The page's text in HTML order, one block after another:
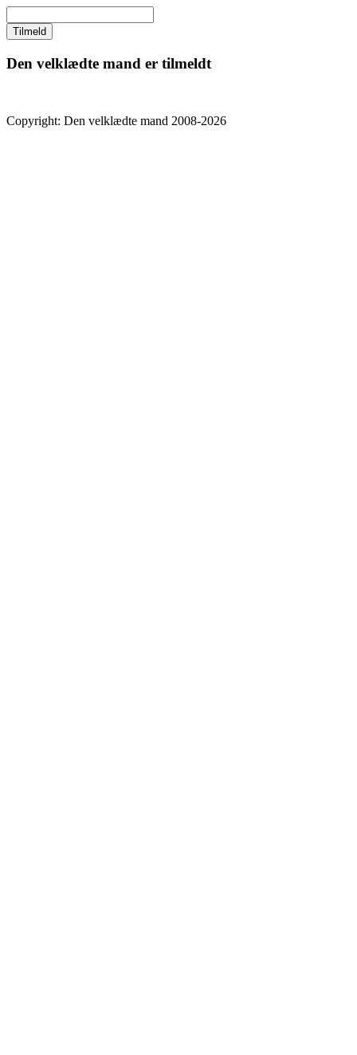
Den velklædte mand er tilmeldt
Copyright: Den velklædte mand 2008-2026